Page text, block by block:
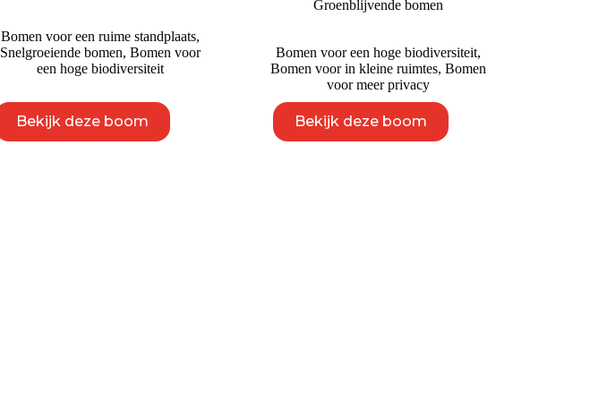
Bomen voor een ruime standplaats,
Snelgroeiende bomen, Bomen voor
een hoge biodiversiteit
Bekijk deze boom
product
heeft
€ 1.695
Groenblijvende bomen
Bomen voor een hoge biodiversiteit,
Bomen voor in kleine ruimtes,Bomen
voor meer privacy
Bekijk deze boom
product
heeft